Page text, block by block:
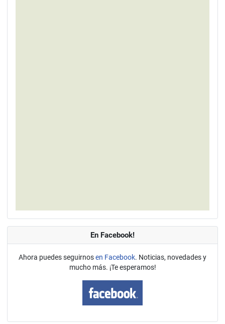
En Facebook!
Ahora puedes seguirnosen Facebook. Noticias, novedades y
mucho más. ¡Te esperamos!